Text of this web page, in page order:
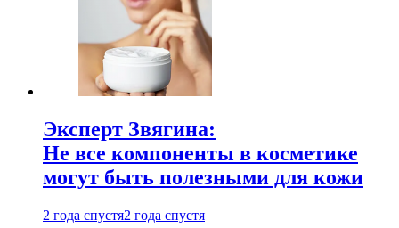
Эксперт Звягина:
Не все компоненты в косметике
могут быть полезными для кожи
2 года спустя2 года спустя